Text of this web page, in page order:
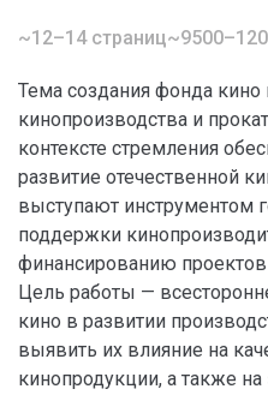
~12–14 страниц
Тема создания фонда
кинопроизводства и
контексте стремления
развитие отечественной
выступают инструментом
поддержки
финансированию
Цель работы —
кино в развитии
выявить их влияние на
кинопродукции, а также